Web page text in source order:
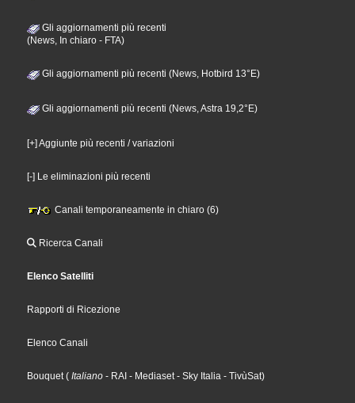
Gli aggiornamenti più recenti
(News, In chiaro - FTA)
Gli aggiornamenti più recenti (News, Hotbird 13°E)
Gli aggiornamenti più recenti (News, Astra 19,2°E)
[+] Aggiunte più recenti / variazioni
[-] Le eliminazioni più recenti
Canali temporaneamente in chiaro (6)
Ricerca Canali
Elenco Satelliti
Rapporti di Ricezione
Elenco Canali
Bouquet( Italiano - RAI - Mediaset- Sky Italia - TivùSat)